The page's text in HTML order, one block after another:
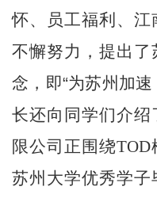
怀、员工福利、
不懈努力，提出
念，即“为苏州加
长还向同学们介
限公司正围绕TOD
苏州大学优秀学